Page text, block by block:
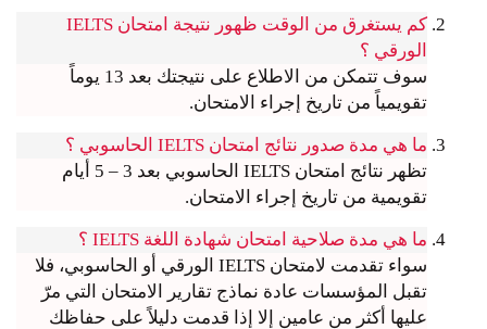
كم يستغرق من الوقت ظهور نتيجة امتحان IELTS
الورقي ؟
سوف تتمكن من الاطلاع على نتيجتك بعد 13 يوماً
تقويمياً من تاريخ إجراء الامتحان.
ما هي مدة صدور نتائج امتحان IELTS الحاسوبي ؟
تظهر نتائج امتحان IELTS الحاسوبي بعد 3 – 5 أيام
تقويمية من تاريخ إجراء الامتحان.
ما هي مدة صلاحية امتحان شهادة اللغة IELTS ؟
سواء تقدمت لامتحان IELTS الورقي أو الحاسوبي، فلا
تقبل المؤسسات عادة نماذج تقارير الامتحان التي مرّ
عليها أكثر من عامين إلا إذا قدمت دليلاً على حفاظك